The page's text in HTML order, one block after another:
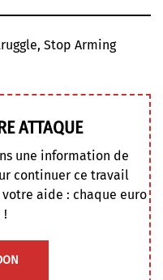
Stop Arming
ATTAQUE
une information de
continuer ce travail
aide : chaque euro
!